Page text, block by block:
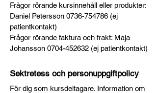
Frågor rörande kursinnehåll eller produkter:
Daniel Petersson 0736-754786 (ej
patientkontakt)
Frågor rörande faktura och frakt: Maja
Johansson 0704-452632 (ej patientkontakt)
Sektretess och personuppgiftpolicy
För dig som kursdeltagare. Information om